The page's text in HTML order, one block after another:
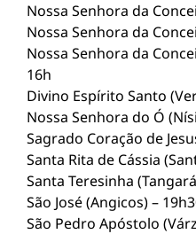
Nossa Senhora da
Nossa Senhora da
Nossa Senhora da
16h
Divino Espírito Santo
Nossa Senhora do Ó
Sagrado Coração de
Santa Rita de Cássia
Santa Teresinha
São José (Angicos) –
São Pedro Apóstolo